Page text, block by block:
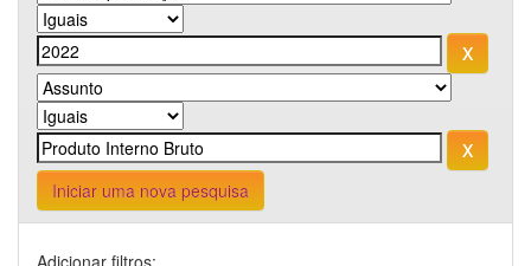
Iniciar uma nova pesquisa
Adicionar filtros: